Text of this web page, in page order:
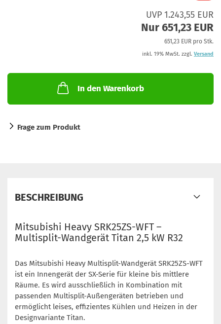
UVP 1.243,55 EUR
Nur 651,23 EUR
651,23 EUR pro Stk.
inkl. 19% MwSt. zzgl. Versand
In den Warenkorb
Frage zum Produkt
BESCHREIBUNG
Mitsubishi Heavy SRK25ZS-WFT –
Multisplit-Wandgerät Titan 2,5 kW R32
Das Mitsubishi Heavy Multisplit-Wandgerät SRK25ZS-WFT
ist ein Innengerät der SX-Serie für kleine bis mittlere
Räume. Es wird ausschließlich in Kombination mit
passenden Multisplit-Außengeräten betrieben und
ermöglicht leises, effizientes Kühlen und Heizen in der
Designvariante Titan.